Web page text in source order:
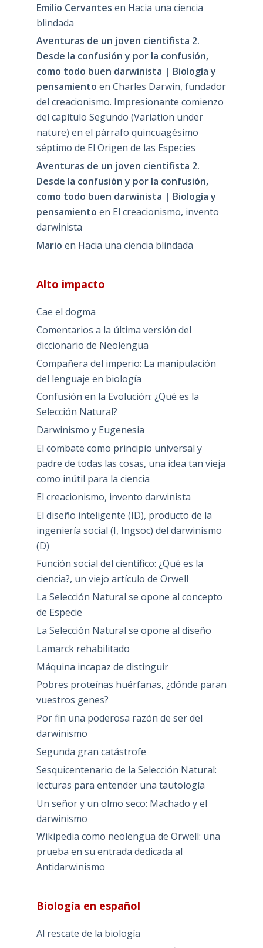
Emilio Cervantes en Hacia una ciencia
blindada
Aventuras de un joven cientifista 2.
Desde la confusión y por la confusión,
como todo buen darwinista | Biología y
pensamiento en Charles Darwin, fundador
del creacionismo. Impresionante comienzo
del capítulo Segundo (Variation under
nature) en el párrafo quincuagésimo
séptimo de El Origen de las Especies
Aventuras de un joven cientifista 2.
Desde la confusión y por la confusión,
como todo buen darwinista | Biología y
pensamiento en El creacionismo, invento
darwinista
Mario en Hacia una ciencia blindada
Alto impacto
Cae el dogma
Comentarios a la última versión del
diccionario de Neolengua
Compañera del imperio: La manipulación
del lenguaje en biología
Confusión en la Evolución: ¿Qué es la
Selección Natural?
Darwinismo y Eugenesia
El combate como principio universal y
padre de todas las cosas, una idea tan vieja
como inútil para la ciencia
El creacionismo, invento darwinista
El diseño inteligente (ID), producto de la
ingeniería social (I, Ingsoc) del darwinismo
(D)
Función social del científico: ¿Qué es la
ciencia?, un viejo artículo de Orwell
La Selección Natural se opone al concepto
de Especie
La Selección Natural se opone al diseño
Lamarck rehabilitado
Máquina incapaz de distinguir
Pobres proteínas huérfanas, ¿dónde paran
vuestros genes?
Por fin una poderosa razón de ser del
darwinismo
Segunda gran catástrofe
Sesquicentenario de la Selección Natural:
lecturas para entender una tautología
Un señor y un olmo seco: Machado y el
darwinismo
Wikipedia como neolengua de Orwell: una
prueba en su entrada dedicada al
Antidarwinismo
Biología en español
Al rescate de la biología